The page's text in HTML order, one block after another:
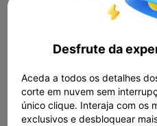
Desfrute da
Aceda a todos os detalhes
corte em nuvem sem
único clique. Interaja com os
exclusivos e desbloquear